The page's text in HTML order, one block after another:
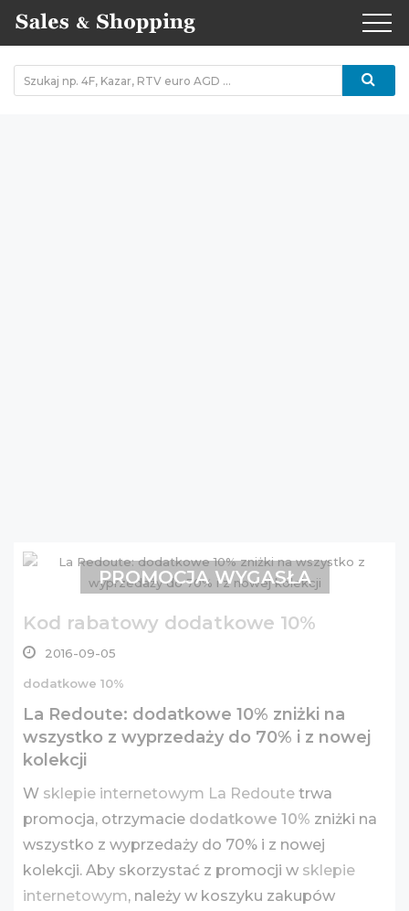
Kod rabatowy dodatkowe 10%
2016-09-05
dodatkowe 10%
La Redoute: dodatkowe 10% zniżki na
wszystko z wyprzedaży do 70% i z nowej
kolekcji
W sklepie internetowym La Redoute trwa
promocja, otrzymacie dodatkowe 10% zniżki na
wszystko z wyprzedaży do 70% i z nowej
kolekcji. Aby skorzystać z promocji w sklepie
internetowym, należy w koszyku zakupów
PROMOCJA WYGASŁA